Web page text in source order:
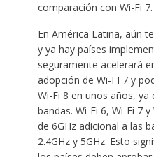
comparación con Wi-Fi 7.
En América Latina, aún
y ya hay países
seguramente acelerará
adopción de Wi-FI 7 y
Wi-Fi 8 en unos años, ya
bandas. Wi-Fi 6, Wi-Fi 7
de 6GHz adicional a las
2.4GHz y 5GHz. Esto